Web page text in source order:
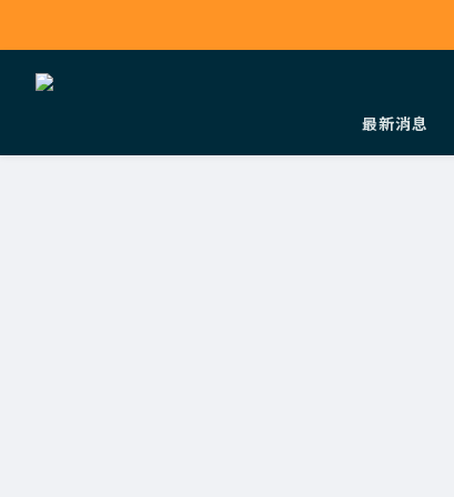
最新消息